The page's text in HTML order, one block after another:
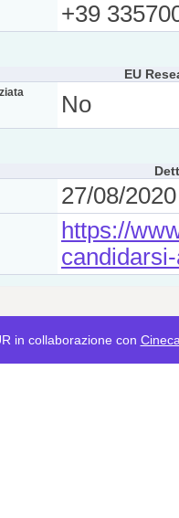
+39
EU
No
27/08/
https://
in collaborazione con